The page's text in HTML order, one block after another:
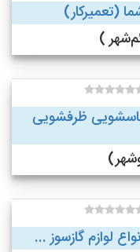
(تعمیرکار)
ظرفشویی
لوازم گازسوز ...